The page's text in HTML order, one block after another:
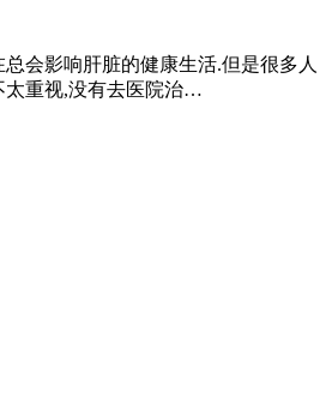
会影响肝脏的健康生活.但是很多人
太重视,没有去医院治…